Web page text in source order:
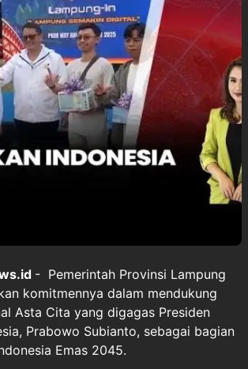
- Pemerintah Provinsi Lampung
komitmennya dalam mendukung
Asta Cita yang digagas Presiden
Prabowo Subianto, sebagai bagian
Emas 2045.